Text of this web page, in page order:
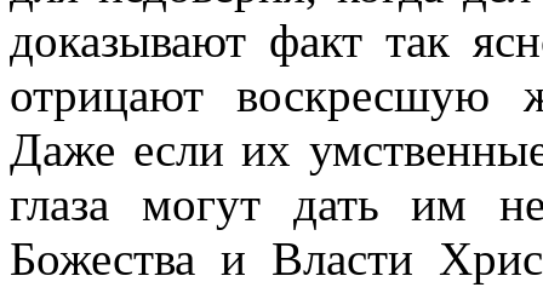
доказывают факт так
отрицают воскресшую
Даже если их
глаза могут дать им
Божества и Власти